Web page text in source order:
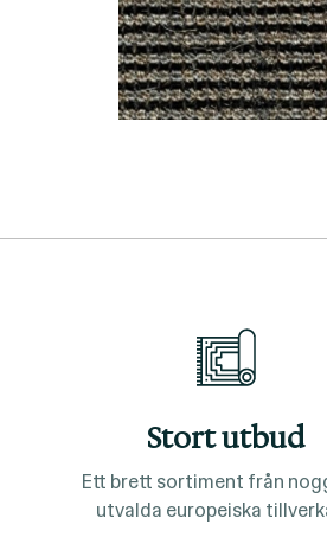
Stort utbud
Ett brett sortiment från
utvalda europeiska